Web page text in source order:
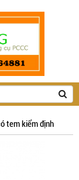
tem kiểm định